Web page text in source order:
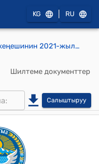
KG RU
Ак-Чий айылдык кеңешинин 2021-жылдын 11-октябрындагы № VI/I "Ардактуу атуул" сыйлыгын беруу жөнүндө" токтому
Шилтеме документтер
Салыштыруу